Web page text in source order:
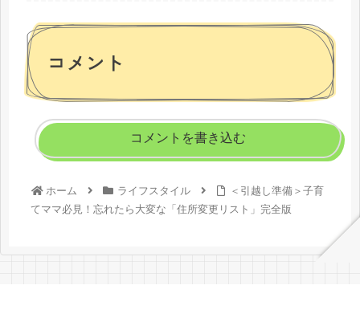
コメント
コメントを書き込む
ホーム ライフスタイル
＜引越し準備＞子育
てママ必見！忘れたら大変な「住所変更リスト」完全版